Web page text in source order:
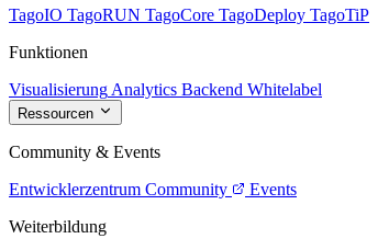
TagoIO TagoRUN TagoCore TagoDeploy TagoTiP
Funktionen
Visualisierung Analytics Backend Whitelabel
Ressourcen
Community & Events
Entwicklerzentrum Community
Events
Weiterbildung